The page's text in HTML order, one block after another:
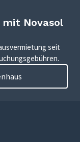
mit Novasol
seit